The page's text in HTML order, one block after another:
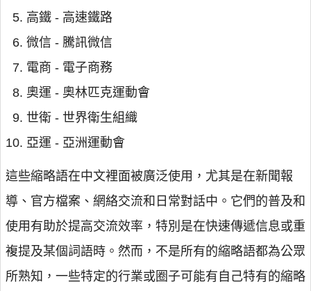
高鐵 - 高速鐵路
微信 - 騰訊微信
電商 - 電子商務
奧運 - 奧林匹克運動會
世衛 - 世界衛生組織
亞運 - 亞洲運動會
這些縮略語在中文裡面被廣泛使用，尤其是在新聞報
導、官方檔案、網絡交流和日常對話中。它們的普及和
使用有助於提高交流效率，特別是在快速傳遞信息或重
複提及某個詞語時。然而，不是所有的縮略語都為公眾
所熟知，一些特定的行業或圈子可能有自己特有的縮略